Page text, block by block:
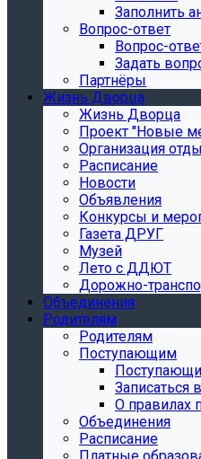
Заполнить
Вопрос-ответ
Вопрос-
Задать
Партнёры
Жизнь Дворца
Жизнь Дворца
Проект "Новые
Организация
Расписание
Новости
Объявления
Конкурсы и
Газета ДРУГ
Музей
Лето с ДДЮТ
Дорожно-
Объединения
Родителям
Родителям
Поступающим
Записаться
О правилах
Объединения
Расписание